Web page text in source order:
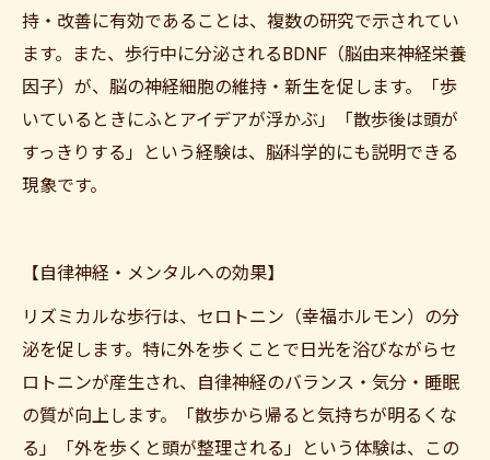
持・改善に有効であることは、複数の研究で示されてい
ます。また、歩行中に分泌されるBDNF（脳由来神経栄養
因子）が、脳の神経細胞の維持・新生を促します。「歩
いているときにふとアイデアが浮かぶ」「散歩後は頭が
すっきりする」という経験は、脳科学的にも説明できる
現象です。
【自律神経・メンタルへの効果】
リズミカルな歩行は、セロトニン（幸福ホルモン）の分
泌を促します。特に外を歩くことで日光を浴びながらセ
ロトニンが産生され、自律神経のバランス・気分・睡眠
の質が向上します。「散歩から帰ると気持ちが明るくな
る」「外を歩くと頭が整理される」という体験は、この